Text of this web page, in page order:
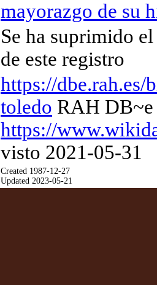
mayorazgo de su
Se ha suprimido
de este registro
https://
toledo RAH DB~e
https://
visto 2021-05-31
Created 1987-12-27
Updated 2023-05-21